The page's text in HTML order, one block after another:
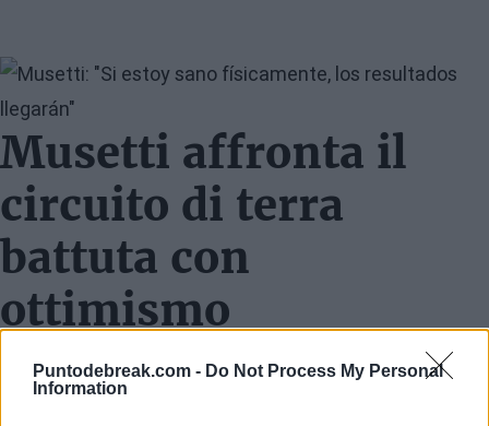
Puntodebreak.com - Do Not Process My Personal
Information
Image
Musetti affronta il
circuito di terra
battuta con
ottimismo
"A Montecarlo era praticamente la mia prima partita
dopo alcuni mesi dall'Australia, quindi non è stato facile